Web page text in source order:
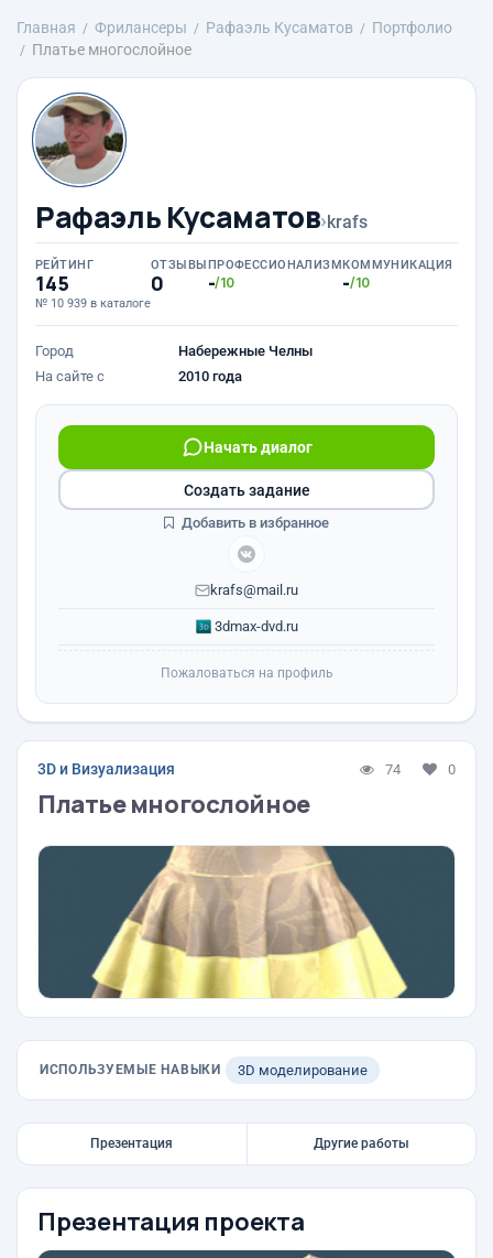
Главная Фрилансеры Рафаэль Кусаматов
Портфолио
Платье многослойное
Рафаэль Кусаматов›krafs
РЕЙТИНГ
145
№ 10 939 в каталоге
ОТЗЫВЫ
0
ПРОФЕССИОНАЛИЗМ
-/10
КОММУНИКАЦИЯ
-/10
Город
Набережные Челны
На сайте с
2010 года
Начать диалог
krafs@mail.ru
3dmax-dvd.ru
Создать задание
Добавить в избранное
Пожаловаться на профиль
3D и Визуализация 74 0
Платье многослойное
ИСПОЛЬЗУЕМЫЕ НАВЫКИ 3D моделирование
Презентация Другие работы
Презентация проекта